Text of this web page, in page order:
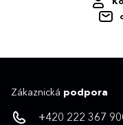
Zákaznická podpora
+420 222 367